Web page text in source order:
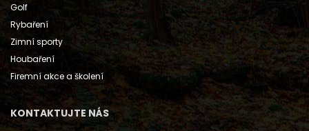
Golf
Rybaření
Zimní sporty
Houbaření
Firemní akce a školení
KONTAKTUJTE NÁS